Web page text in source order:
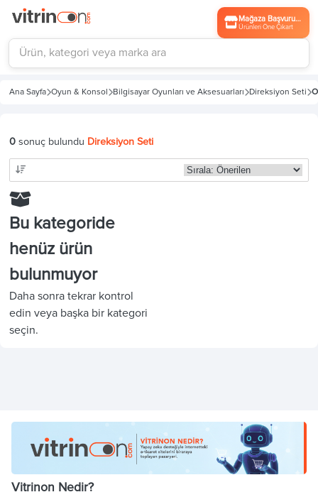
Mağaza Başvurusu
Ürünleri Öne Çıkart
Ana Sayfa Oyun & Konsol Bilgisayar Oyunları ve Aksesuarları Direksiyon Seti
0sonuç bulundu Direksiyon Seti
Bu kategoride
henüz ürün
bulunmuyor
Daha sonra tekrar kontrol
edin veya başka bir kategori
seçin.
Vitrinon Nedir?